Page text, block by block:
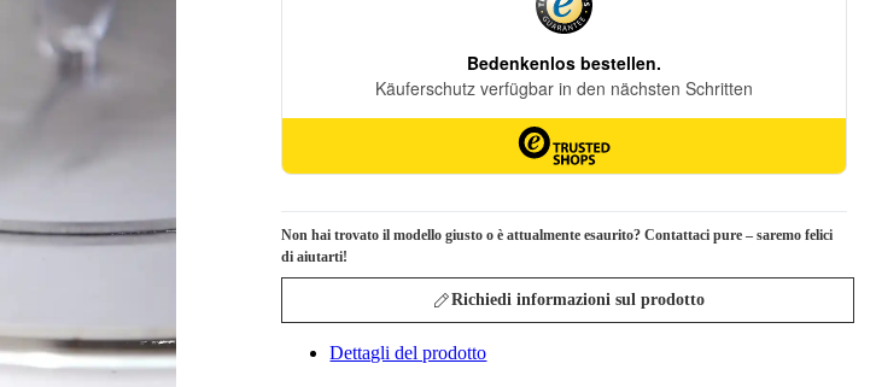
Non hai trovato il modello giusto o è attualmente esaurito? Contattaci pure – saremo felici
di aiutarti!
Richiedi informazioni sul prodotto
Dettagli del prodotto